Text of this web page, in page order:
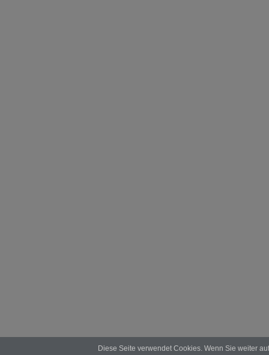
Diese Seite verwendet Cookies. Wenn Sie weiter